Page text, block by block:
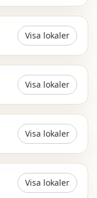
Visa lokaler
Visa lokaler
Visa lokaler
Visa lokaler